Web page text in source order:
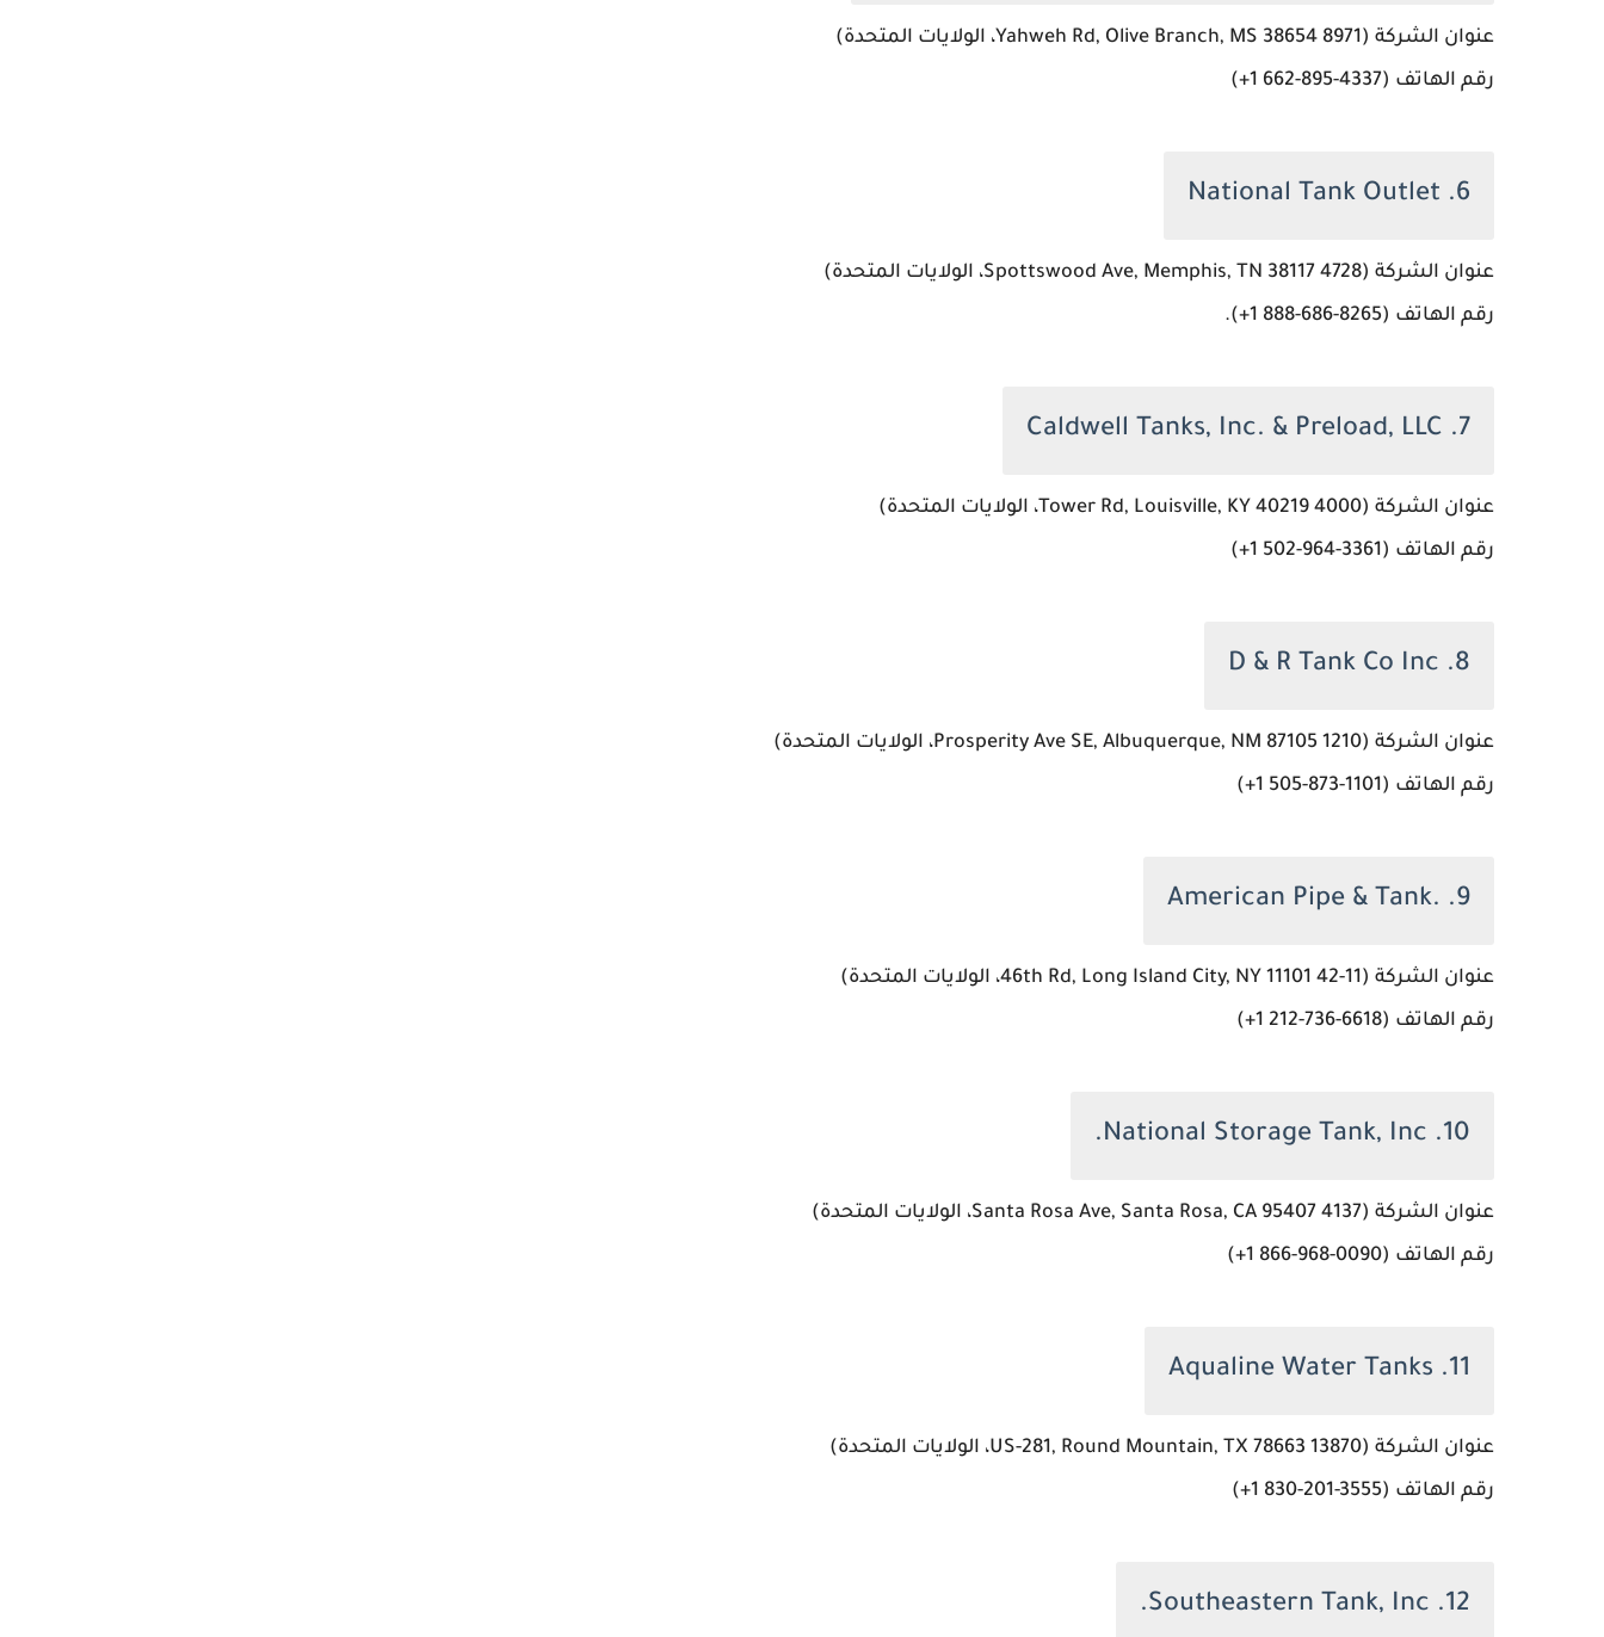
عنوان الشركة (8971 Yahweh Rd, Olive Branch, MS 38654، الولايات المتحدة)
رقم الهاتف (‏‪+1 662-895-4337‬‏)
6. National Tank Outlet
عنوان الشركة (4728 Spottswood Ave, Memphis, TN 38117، الولايات المتحدة)
رقم الهاتف (‏‪+1 888-686-8265‬‏).
7. Caldwell Tanks, Inc. & Preload, LLC
عنوان الشركة (4000 Tower Rd, Louisville, KY 40219، الولايات المتحدة)
رقم الهاتف (‏‪+1 502-964-3361‬‏)
8. D & R Tank Co Inc
عنوان الشركة (1210 Prosperity Ave SE, Albuquerque, NM 87105، الولايات المتحدة)
رقم الهاتف (‏‪+1 505-873-1101‬‏)
9. .American Pipe & Tank
عنوان الشركة (11-42 46th Rd, Long Island City, NY 11101، الولايات المتحدة)
رقم الهاتف (‏‪+1 212-736-6618‬‏)
10. National Storage Tank, Inc.
عنوان الشركة (4137 Santa Rosa Ave, Santa Rosa, CA 95407، الولايات المتحدة)
رقم الهاتف (‏‪+1 866-968-0090‬‏)
11. Aqualine Water Tanks
عنوان الشركة (13870 US-281, Round Mountain, TX 78663، الولايات المتحدة)
رقم الهاتف (‏‪+1 830-201-3555‬‏)
12. Southeastern Tank, Inc.